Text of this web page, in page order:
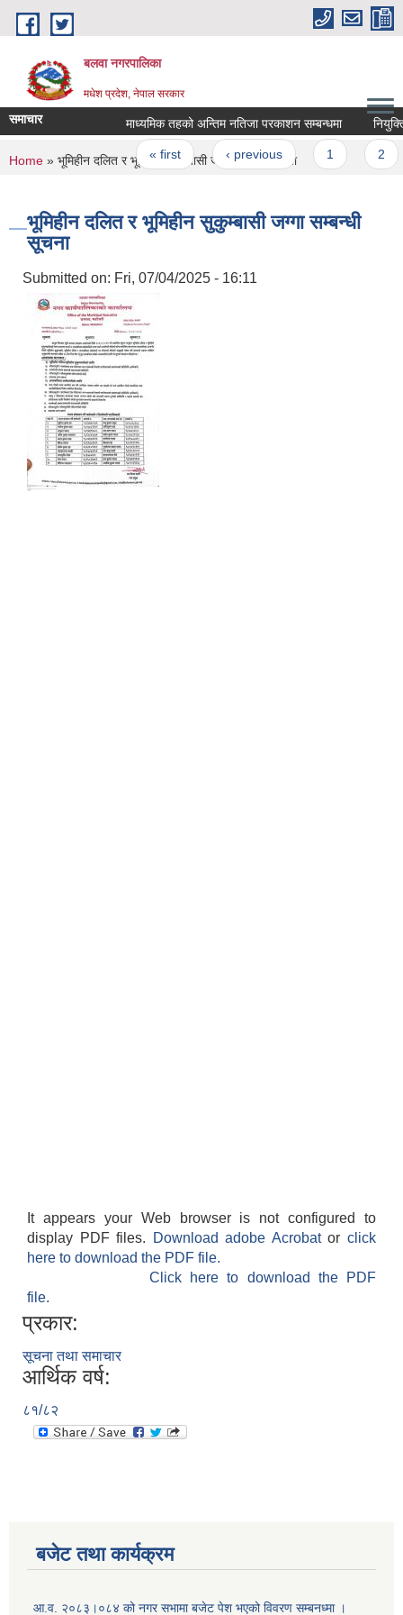
Skip to main content
बलवा नगरपालिका
मधेश प्रदेश, नेपाल सरकार
समाचार माध्यमिक तहको अन्तिम नतिजा परकाशन सम्बन्धमा
Pages
« first ‹ previous
You are here
Home » भूमिहीन दलित र भूमिहीन सुकुम्बासी जग्गा सम्बन्धी सूचना
भूमिहीन दलित र भूमिहीन सुकुम्बासी जग्गा सम्बन्धी
सूचना
Submitted on: Fri, 07/04/2025 - 16:11
It appears your Web browser is not configured to
display PDF files.
Download adobe Acrobatorclick
here to download the PDF file.
Click here to download the PDF
file.
प्रकार:
सूचना तथा समाचार
आर्थिक वर्ष:
८१/८२
बजेट तथा कार्यक्रम
आ.व. २०८३।०८४ को नगर सभामा बजेट पेश भएको विवरण सम्बनध्मा ।